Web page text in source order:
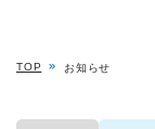
TOP お知らせ